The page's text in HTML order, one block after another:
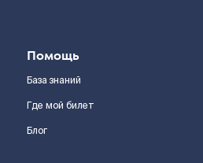
Помощь
База знаний
Где мой билет
Блог